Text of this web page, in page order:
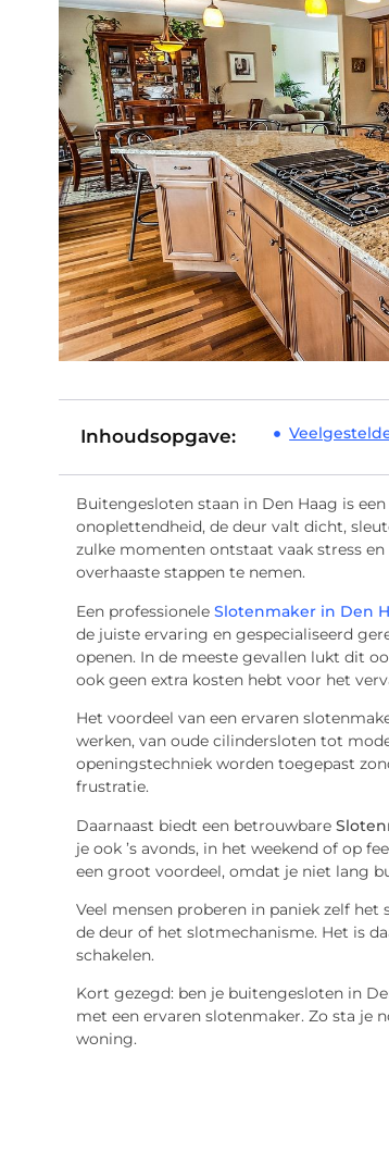
Inhoudsopgave:
Buitengesloten staan in Den Haag is
onoplettendheid, de deur valt dicht,
zulke momenten ontstaat vaak stress
overhaaste stappen te nemen.
Een professionele Slotenmaker in Den
de juiste ervaring en gespecialiseerd
openen. In de meeste gevallen lukt dit
ook geen extra kosten hebt voor het
Het voordeel van een ervaren
werken, van oude cilindersloten tot
openingstechniek worden toegepast
frustratie.
Daarnaast biedt een betrouwbare
je ook ’s avonds, in het weekend of op
een groot voordeel, omdat je niet lang
Veel mensen proberen in paniek zelf
de deur of het slotmechanisme. Het is
schakelen.
Kort gezegd: ben je buitengesloten in
met een ervaren slotenmaker. Zo sta je
woning.